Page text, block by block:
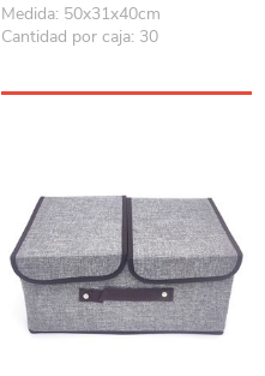
Medida: 50x31x40cm
Cantidad por caja: 30